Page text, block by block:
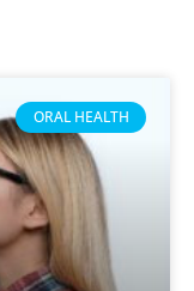
ORAL HEALTH